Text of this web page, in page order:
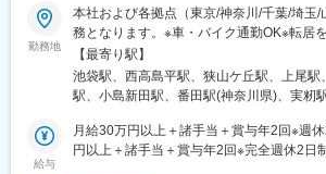
勤務地
本社および各拠点（東京/神奈川/千葉/埼玉/
務となります。※車・バイク通勤OK※転居
★太田センター（群馬）オープニングメン
池袋本社/東京都豊島区南池袋2-28-14 大和
＞■和光総合仮設センター/埼玉県和光市下
市北区別所町65-4■朝霞総合保安センター/
間木818■三郷内装仮設センター/埼玉県三
【最寄り駅】
池袋駅、西高島平駅、狭山ケ丘駅、上尾駅
駅、小島新田駅、番田駅(神奈川県)、実籾
給与
月給30万円以上＋諸手当＋賞与年2回※週
円以上＋諸手当＋賞与年2回※完全週休2日